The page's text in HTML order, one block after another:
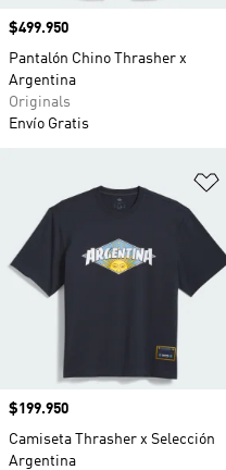
Precio
$499.950
Pantalón Chino Thrasher x
Argentina
Originals
Envío Gratis
Precio
$199.950
Camiseta Thrasher x Selección
Argentina